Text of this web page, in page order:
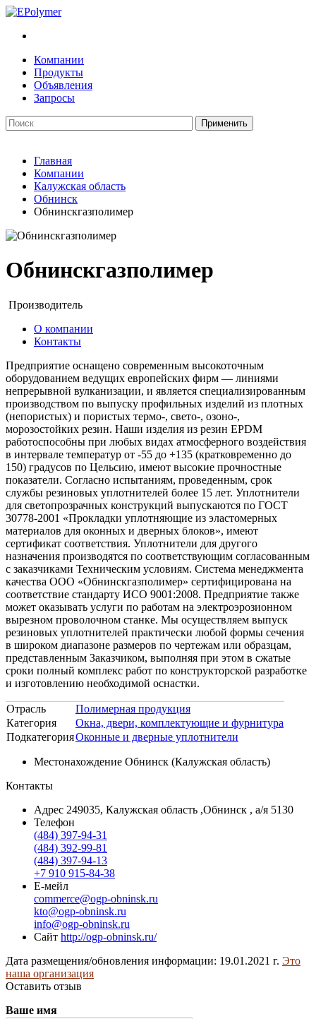
Компании
Продукты
Объявления
Запросы
Главная
Компании
Калужская область
Обнинск
Обнинскгазполимер
Обнинскгазполимер
Производитель
О компании
Контакты
Предприятие оснащено современным высокоточным
оборудованием ведущих европейских фирм — линиями
непрерывной вулканизации, и является специализированным
производством по выпуску профильных изделий из плотных
(непористых) и пористых термо-, свето-, озоно-,
морозостойких резин. Наши изделия из резин EPDM
работоспособны при любых видах атмосферного воздействия
в интервале температур от -55 до +135 (кратковременно до
150) градусов по Цельсию, имеют высокие прочностные
показатели. Согласно испытаниям, проведенным, срок
службы резиновых уплотнителей более 15 лет. Уплотнители
для светопрозрачных конструкций выпускаются по ГОСТ
30778-2001 «Прокладки уплотняющие из эластомерных
материалов для оконных и дверных блоков», имеют
сертификат соответствия. Уплотнители для другого
назначения производятся по соответствующим согласованным
с заказчиками Техническим условиям. Система менеджмента
качества ООО «Обнинскгазполимер» сертифицирована на
соответствие стандарту ИСО 9001:2008. Предприятие также
может оказывать услуги по работам на электроэрозионном
вырезном проволочном станке. Мы осуществляем выпуск
резиновых уплотнителей практически любой формы сечения
в широком диапазоне размеров по чертежам или образцам,
представленным Заказчиком, выполняя при этом в сжатые
сроки полный комплекс работ по конструкторской разработке
и изготовлению необходимой оснастки.
Отрасль
Полимерная продукция
Категория
Окна, двери, комплектующие и фурнитура
ПодкатегорияОконные и дверные уплотнители
Местонахождение Обнинск (Калужская область)
Контакты
Адрес 249035, Калужская область ,Обнинск , а/я 5130
Телефон
(484) 397-94-31
(484) 392-99-81
(484) 397-94-13
+7 910 915-84-38
Е-мейл
commerce@ogp-obninsk.ru
kto@ogp-obninsk.ru
info@ogp-obninsk.ru
Сайт http://ogp-obninsk.ru/
Дата размещения/обновления информации: 19.01.2021 г. Это
наша организация
Оставить отзыв
Ваше имя